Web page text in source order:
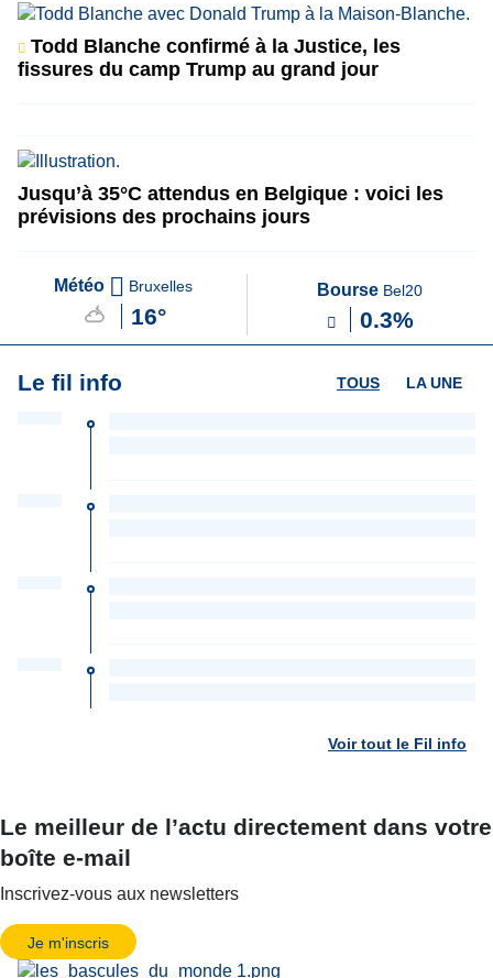
Todd Blanche confirmé à la Justice, les
fissures du camp Trump au grand jour
Jusqu’à 35°C attendus en Belgique : voici les
prévisions des prochains jours
Météo Bruxelles
16°
Bourse Bel20
0.3%
Le fil info LA UNE
TOUS
Voir tout le Fil info
Le meilleur de l’actu directement dans votre
boîte e-mail
Inscrivez-vous aux newsletters
Je m'inscris